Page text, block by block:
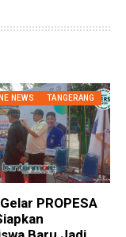
NEWS TANGERANG
PROPESA